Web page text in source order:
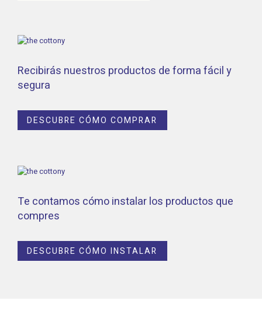
Recibirás nuestros productos de forma fácil y
segura
DESCUBRE CÓMO COMPRAR
Te contamos cómo instalar los productos que
compres
DESCUBRE CÓMO INSTALAR